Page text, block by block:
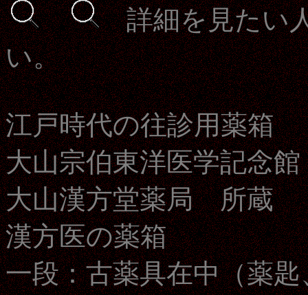
詳細を見たい
い。
江戸時代の往診用薬箱
大山宗伯東洋医学記念
大山漢方堂薬局 所蔵
漢方医の薬箱
一段：古薬具在中（薬